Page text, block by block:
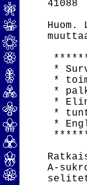
41088
*
*
*
*
*
*
A-